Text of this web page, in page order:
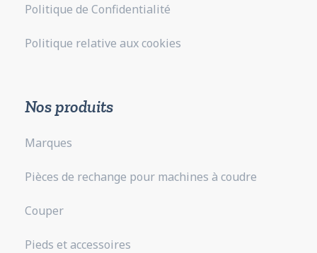
Politique de Confidentialité
Politique relative aux cookies
Nos produits
Marques
Pièces de rechange pour machines à coudre
Couper
Pieds et accessoires